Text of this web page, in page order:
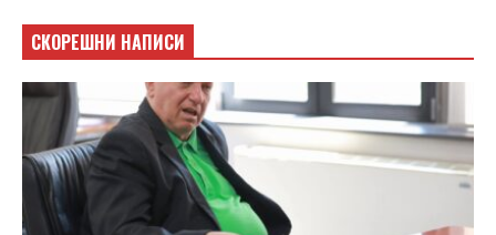
СКОРЕШНИ НАПИСИ